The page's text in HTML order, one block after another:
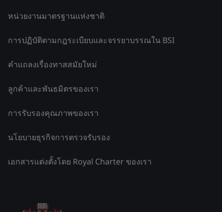
หน่วยงานมาตรฐานแห่งชาติ
การปฏิบัติตามกฎระเบียบและจรรยาบรรณใน BSI
คำแถลงเรื่องทาสสมัยใหม่
ลูกค้าและพันธมิตรของเรา
การรับรองคุณภาพของเรา
นโยบายธุรกิจการตรวจรับรอง
เอกสารแต่งตั้งโดย Royal Charter ของเรา